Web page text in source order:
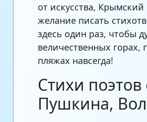
от искусства,
желание писать
здесь один раз, чтобы
величественных
пляжах навсегда!
Стихи
Пушкина,